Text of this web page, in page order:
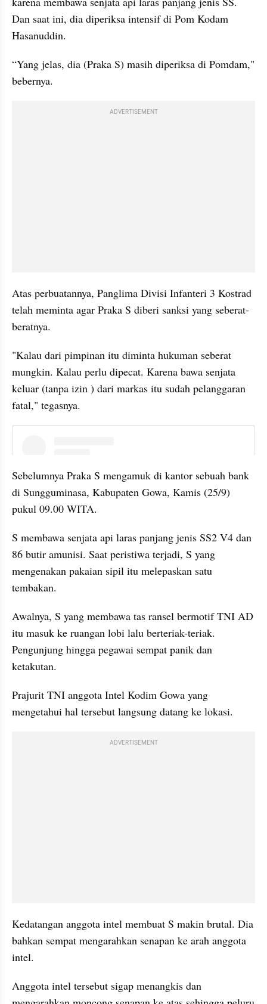
Dan saat ini, dia diperiksa intensif di Pom Kodam
Hasanuddin.
“Yang jelas, dia (Praka S) masih diperiksa di Pomdam,"
bebernya.
ADVERTISEMENT
Atas perbuatannya, Panglima Divisi Infanteri 3 Kostrad
telah meminta agar Praka S diberi sanksi yang seberat-
beratnya.
"Kalau dari pimpinan itu diminta hukuman seberat
mungkin. Kalau perlu dipecat. Karena bawa senjata
keluar (tanpa izin ) dari markas itu sudah pelanggaran
fatal," tegasnya.
Sebelumnya Praka S mengamuk di kantor sebuah bank
di Sungguminasa, Kabupaten Gowa, Kamis (25/9)
pukul 09.00 WITA.
S membawa senjata api laras panjang jenis SS2 V4 dan
86 butir amunisi. Saat peristiwa terjadi, S yang
mengenakan pakaian sipil itu melepaskan satu
tembakan.
Awalnya, S yang membawa tas ransel bermotif TNI AD
itu masuk ke ruangan lobi lalu berteriak-teriak.
Pengunjung hingga pegawai sempat panik dan
ketakutan.
Prajurit TNI anggota Intel Kodim Gowa yang
mengetahui hal tersebut langsung datang ke lokasi.
ADVERTISEMENT
Kedatangan anggota intel membuat S makin brutal. Dia
bahkan sempat mengarahkan senapan ke arah anggota
intel.
Anggota intel tersebut sigap menangkis dan